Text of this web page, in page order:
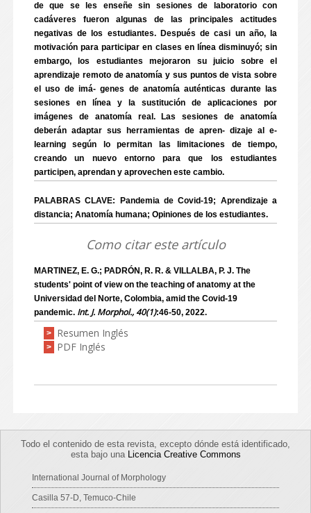
de que se les enseñe sin sesiones de laboratorio con
cadáveres fueron algunas de las principales actitudes
negativas de los estudiantes. Después de casi un año, la
motivación para participar en clases en línea disminuyó; sin
embargo, los estudiantes mejoraron su juicio sobre el
aprendizaje remoto de anatomía y sus puntos de vista sobre
el uso de imá- genes de anatomía auténticas durante las
sesiones en línea y la sustitución de aplicaciones por
imágenes de anatomía real. Las sesiones de anatomía
deberán adaptar sus herramientas de apren- dizaje al e-
learning según lo permitan las limitaciones de tiempo,
creando un nuevo entorno para que los estudiantes
participen, aprendan y aprovechen este cambio.
PALABRAS CLAVE: Pandemia de Covid-19; Aprendizaje a
distancia; Anatomía humana; Opiniones de los estudiantes.
Como citar este artículo
MARTINEZ, E. G.; PADRÓN, R. R. & VILLALBA, P. J. The
students' point of view on the teaching of anatomy at the
Universidad del Norte, Colombia, amid the Covid-19
pandemic. Int. J. Morphol., 40(1):46-50, 2022.
> Resumen Inglés
> PDF Inglés
Todo el contenido de esta revista, excepto dónde está identificado,
esta bajo una Licencia Creative Commons
International Journal of Morphology
Casilla 57-D, Temuco-Chile